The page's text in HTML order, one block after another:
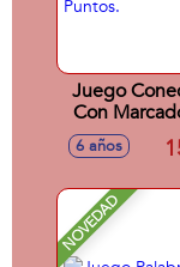
Juego
Con
Puntos.
6 años
NOVEDAD